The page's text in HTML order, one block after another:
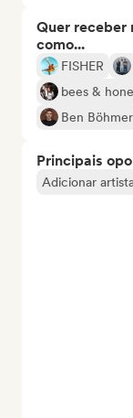
Quer receber
como...
FISHER
bees &
Ben Böhmer
Principais
Adicionar